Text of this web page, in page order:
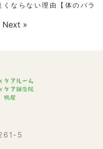
ならない理由【体のバラ
Next »
5